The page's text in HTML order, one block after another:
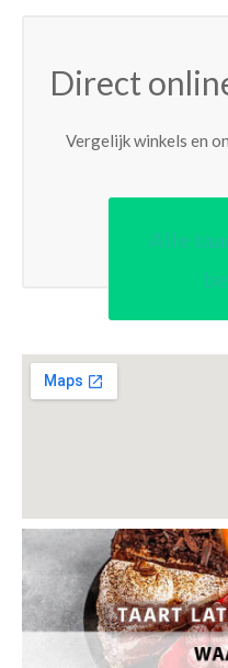
Direct
Vergelijk winkels en
Alle